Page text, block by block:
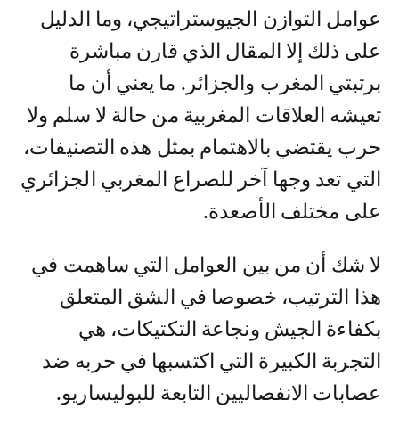
عوامل التوازن الجيوستراتيجي، وما الدليل
على ذلك إلا المقال الذي قارن مباشرة
برتبتي المغرب والجزائر. ما يعني أن ما
تعيشه العلاقات المغربية من حالة لا سلم ولا
حرب يقتضي بالاهتمام بمثل هذه التصنيفات،
التي تعد وجها آخر للصراع المغربي الجزائري
على مختلف الأصعدة.
لا شك أن من بين العوامل التي ساهمت في
هذا الترتيب، خصوصا في الشق المتعلق
بكفاءة الجيش ونجاعة التكتيكات، هي
التجربة الكبيرة التي اكتسبها في حربه ضد
عصابات الانفصاليين التابعة للبوليساريو.